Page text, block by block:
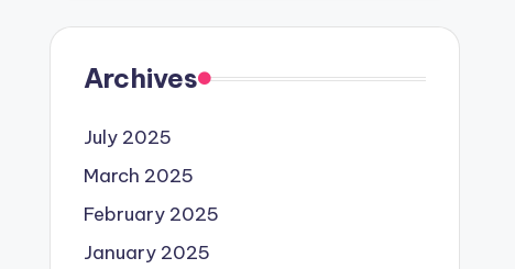
Archives
July 2025
March 2025
February 2025
January 2025